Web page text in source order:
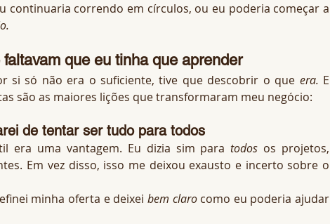
continuaria correndo em círculos, ou eu poderia começar a
que eu tinha que aprender
si só não era o suficiente, tive que descobrir o que era. E
são as maiores lições que transformaram meu negócio:
de tentar ser tudo para todos
era uma vantagem. Eu dizia sim para todos os projetos,
Em vez disso, isso me deixou exausto e incerto sobre o
minha oferta e deixei bem claro como eu poderia ajudar